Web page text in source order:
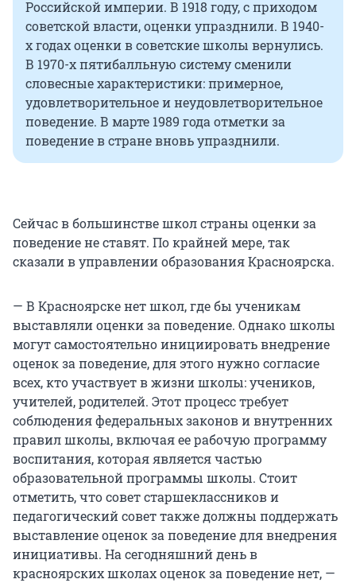
Российской империи. В 1918 году, с приходом
советской власти, оценки упразднили. В 1940-
х годах оценки в советские школы вернулись.
В 1970-х пятибалльную систему сменили
словесные характеристики: примерное,
удовлетворительное и неудовлетворительное
поведение. В марте 1989 года отметки за
поведение в стране вновь упразднили.
Сейчас в большинстве школ страны оценки за
поведение не ставят. По крайней мере, так
сказали в управлении образования Красноярска.
— В Красноярске нет школ, где бы ученикам
выставляли оценки за поведение. Однако школы
могут самостоятельно инициировать внедрение
оценок за поведение, для этого нужно согласие
всех, кто участвует в жизни школы: учеников,
учителей, родителей. Этот процесс требует
соблюдения федеральных законов и внутренних
правил школы, включая ее рабочую программу
воспитания, которая является частью
образовательной программы школы. Стоит
отметить, что совет старшеклассников и
педагогический совет также должны поддержать
выставление оценок за поведение для внедрения
инициативы. На сегодняшний день в
красноярских школах оценок за поведение нет, —